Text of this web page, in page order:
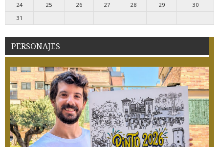
24
25 26 27 28 29
30
31
PERSONAJES